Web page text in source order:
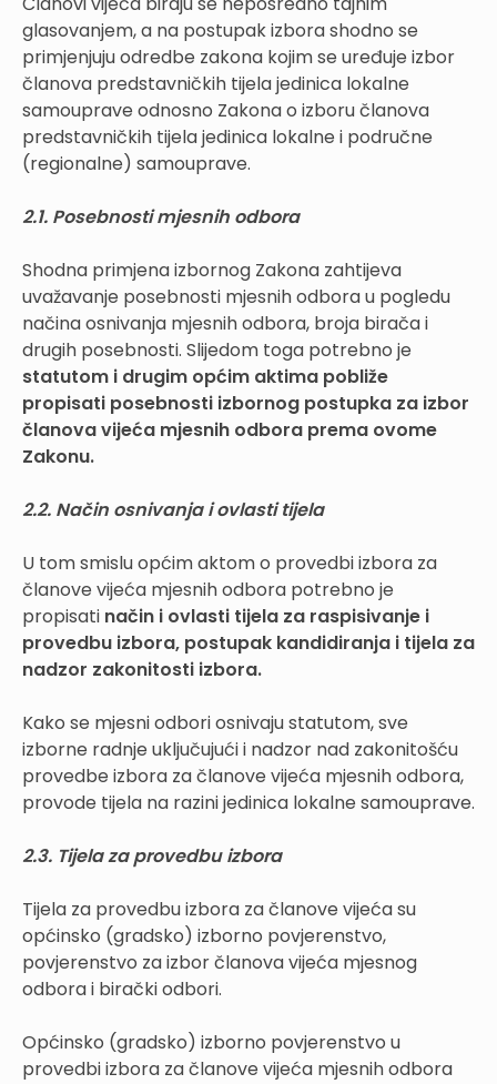
glasovanjem, a na postupak izbora shodno se
primjenjuju odredbe zakona kojim se uređuje izbor
članova predstavničkih tijela jedinica lokalne
samouprave odnosno Zakona o izboru članova
predstavničkih tijela jedinica lokalne i područne
(regionalne) samouprave.
2.1. Posebnosti mjesnih odbora
Shodna primjena izbornog Zakona zahtijeva
uvažavanje posebnosti mjesnih odbora u pogledu
načina osnivanja mjesnih odbora, broja birača i
drugih posebnosti. Slijedom toga potrebno je
statutom i drugim općim aktima pobliže
propisati posebnosti izbornog postupka za izbor
članova vijeća mjesnih odbora prema ovome
Zakonu.
2.2. Način osnivanja i ovlasti tijela
U tom smislu općim aktom o provedbi izbora za
članove vijeća mjesnih odbora potrebno je
propisati način i ovlasti tijela za raspisivanje i
provedbu izbora, postupak kandidiranja i tijela za
nadzor zakonitosti izbora.
Kako se mjesni odbori osnivaju statutom, sve
izborne radnje uključujući i nadzor nad zakonitošću
provedbe izbora za članove vijeća mjesnih odbora,
provode tijela na razini jedinica lokalne samouprave.
2.3. Tijela za provedbu izbora
Tijela za provedbu izbora za članove vijeća su
općinsko (gradsko) izborno povjerenstvo,
povjerenstvo za izbor članova vijeća mjesnog
odbora i birački odbori.
Općinsko (gradsko) izborno povjerenstvo u
provedbi izbora za članove vijeća mjesnih odbora